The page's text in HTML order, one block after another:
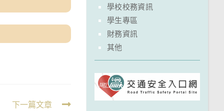
下一篇文章
學校校務資訊
學生專區
財務資訊
其他